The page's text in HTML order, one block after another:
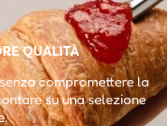
QUALITÀ
compromettere la
su una selezione